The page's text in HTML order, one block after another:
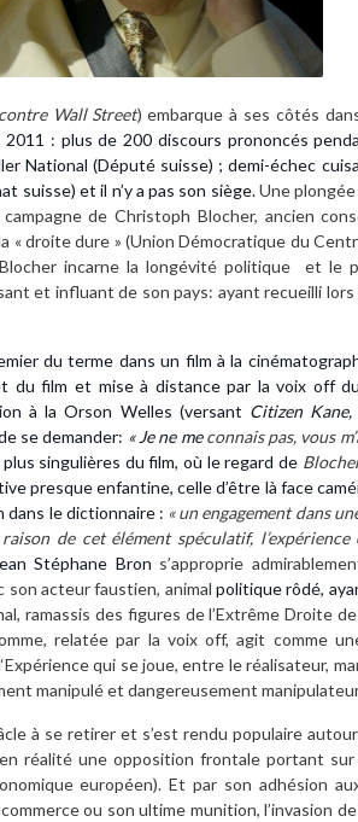
Wall Street) embarque à ses côtés
2011 : plus de 200 discours prononcés
National (Député suisse) ; demi-échec
suisse) et il n’y a pas son siège.Une
de Christoph Blocher, ancien
« droite dure » (Union Démocratique du
incarne la longévité politique et le
et influant de son pays: ayant recueilli
du terme dans un film à la
du film et mise à distance par la voix off
à la Orson Welles (versant Citizen
se demander: « Je ne meconnais pas, vous
singulières du film, où le regard de
presque enfantine, celle d’être là face
dans le dictionnaire : « un engagement dans
raison de cet élément spéculatif,
Stéphane Bron s’approprie
son acteur faustien, animal politique rôdé,
ramassis des figures de l’Extrême Droite
relatée par la voix off, agit comme
qui se joue, entre le réalisateur,
manipulé et dangereusement
à se retirer et s’est rendu populaire
réalité une opposition frontale portant sur
européen). Et par son adhésion
ou son ultime munition, l’invasion